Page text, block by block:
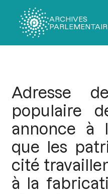
ARCHIVES
Adresse
populaire
annonce à
que les
cité
à la